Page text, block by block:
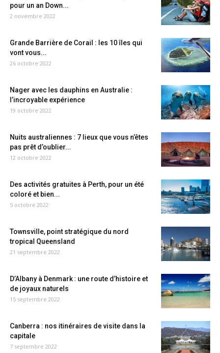
pour un an Down...
2 novembre 2022
Grande Barrière de Corail : les 10 îles qui
vont vous...
26 octobre 2022
Nager avec les dauphins en Australie :
l’incroyable expérience
19 octobre 2022
Nuits australiennes : 7 lieux que vous n’êtes
pas prêt d’oublier...
12 octobre 2022
Des activités gratuites à Perth, pour un été
coloré et bien...
5 octobre 2022
Townsville, point stratégique du nord
tropical Queensland
21 septembre 2022
D’Albany à Denmark : une route d’histoire et
de joyaux naturels
15 septembre 2022
Canberra : nos itinéraires de visite dans la
capitale
7 septembre 2022